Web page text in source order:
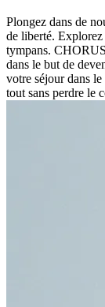
Plongez dans de
de liberté.
tympans.
dans le but de
votre séjour dans
tout sans perdre le